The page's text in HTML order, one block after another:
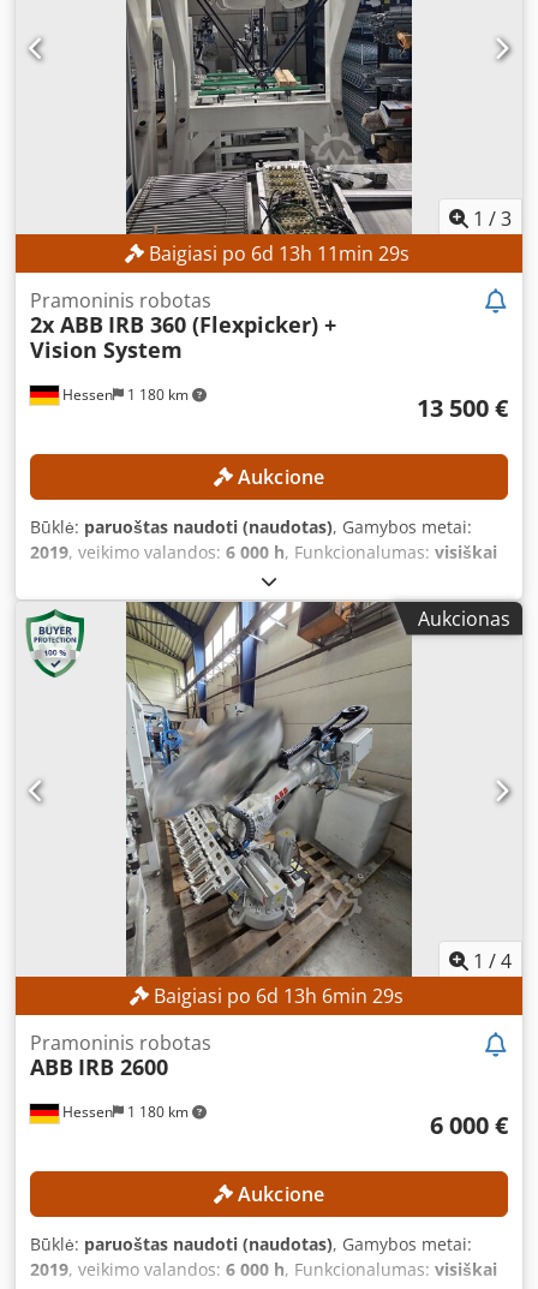
Yaskawa Maitinimo įtampa: 3 fazės, kintamoji srovė 380–
440 V, 50/60 Hz Įėjimo srovė: 15 A Chodpezmwafsfx Agmja
Maksimali įrenginio apsaugos nuo viršsrovių srovė: 15 A
Trumpojo jungimo srovė: 2,5 kA Maitinimo bloko tipas:
ERAR-1000-06VX8-E10 KOMPLEKTACIJA Yaskawa Motoman
GP8 roboto ranka Yaskawa YRC1000 roboto valdymo
1 /3
Baigiasi po 6d 13h 11min 28s
Hessen 1 180 km
Pramoninis robotas
2x ABB IRB 360 (Flexpicker) +
Vision System
13 500 €
Aukcione
Būklė: paruoštas naudoti (naudotas), Gamybos metai:
2019, veikimo valandos: 6 000 h, Funkcionalumas: visiškai
, keliamoji galia:3 kg
1 130 mm, Nėra minimalios kainos – garantuotas
pardavimas už aukščiausią kainą! Aukcionas: du ABB IRB
360 (Flexpicker) robotai su vizualine sistema! TECHNINĖS
SPECIFIKACIJOS Didžiausia apkrova: 3 kg Darbinio ploto
skersmuo: 1130 mm Padėties pakartojamumas: 0,03–0,1
mm Trajektorijos pakartojamumas: 0,1–0,33 mm ROBOTO
SPECIFIKACIJOS Svoris: 120 kg Tinklo įtampa: 200–600 V
Tinklo dažnis: 60 Hz Chodpfeznh T Ejx Agmsa Galia esant
didžiausiai apkrovai: 0,477 kW Naudingoji apkrova,
atliekant surinkimo ir padėjimo ciklą: 1 kg Aplinkos
temperatūra: 0–+45 °C Santykinė oro drėgmė: maks. 95 %
Triukšmo lygis: < 70 dB(A) Išmetimai: EMC/EMI apsauga
Darbo valandos: 6000 val.
Aukcionas
1 /4
Baigiasi po 6d 13h 6min 28s
Hessen 1 180 km
Pramoninis robotas
ABB IRB 2600
6 000 €
Aukcione
Būklė: paruoštas naudoti (naudotas), Gamybos metai:
2019, veikimo valandos: 6 000 h, Funkcionalumas: visiškai